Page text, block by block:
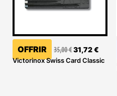
OFFRIR 35,00€31,72€
Victorinox Swiss Card Classic